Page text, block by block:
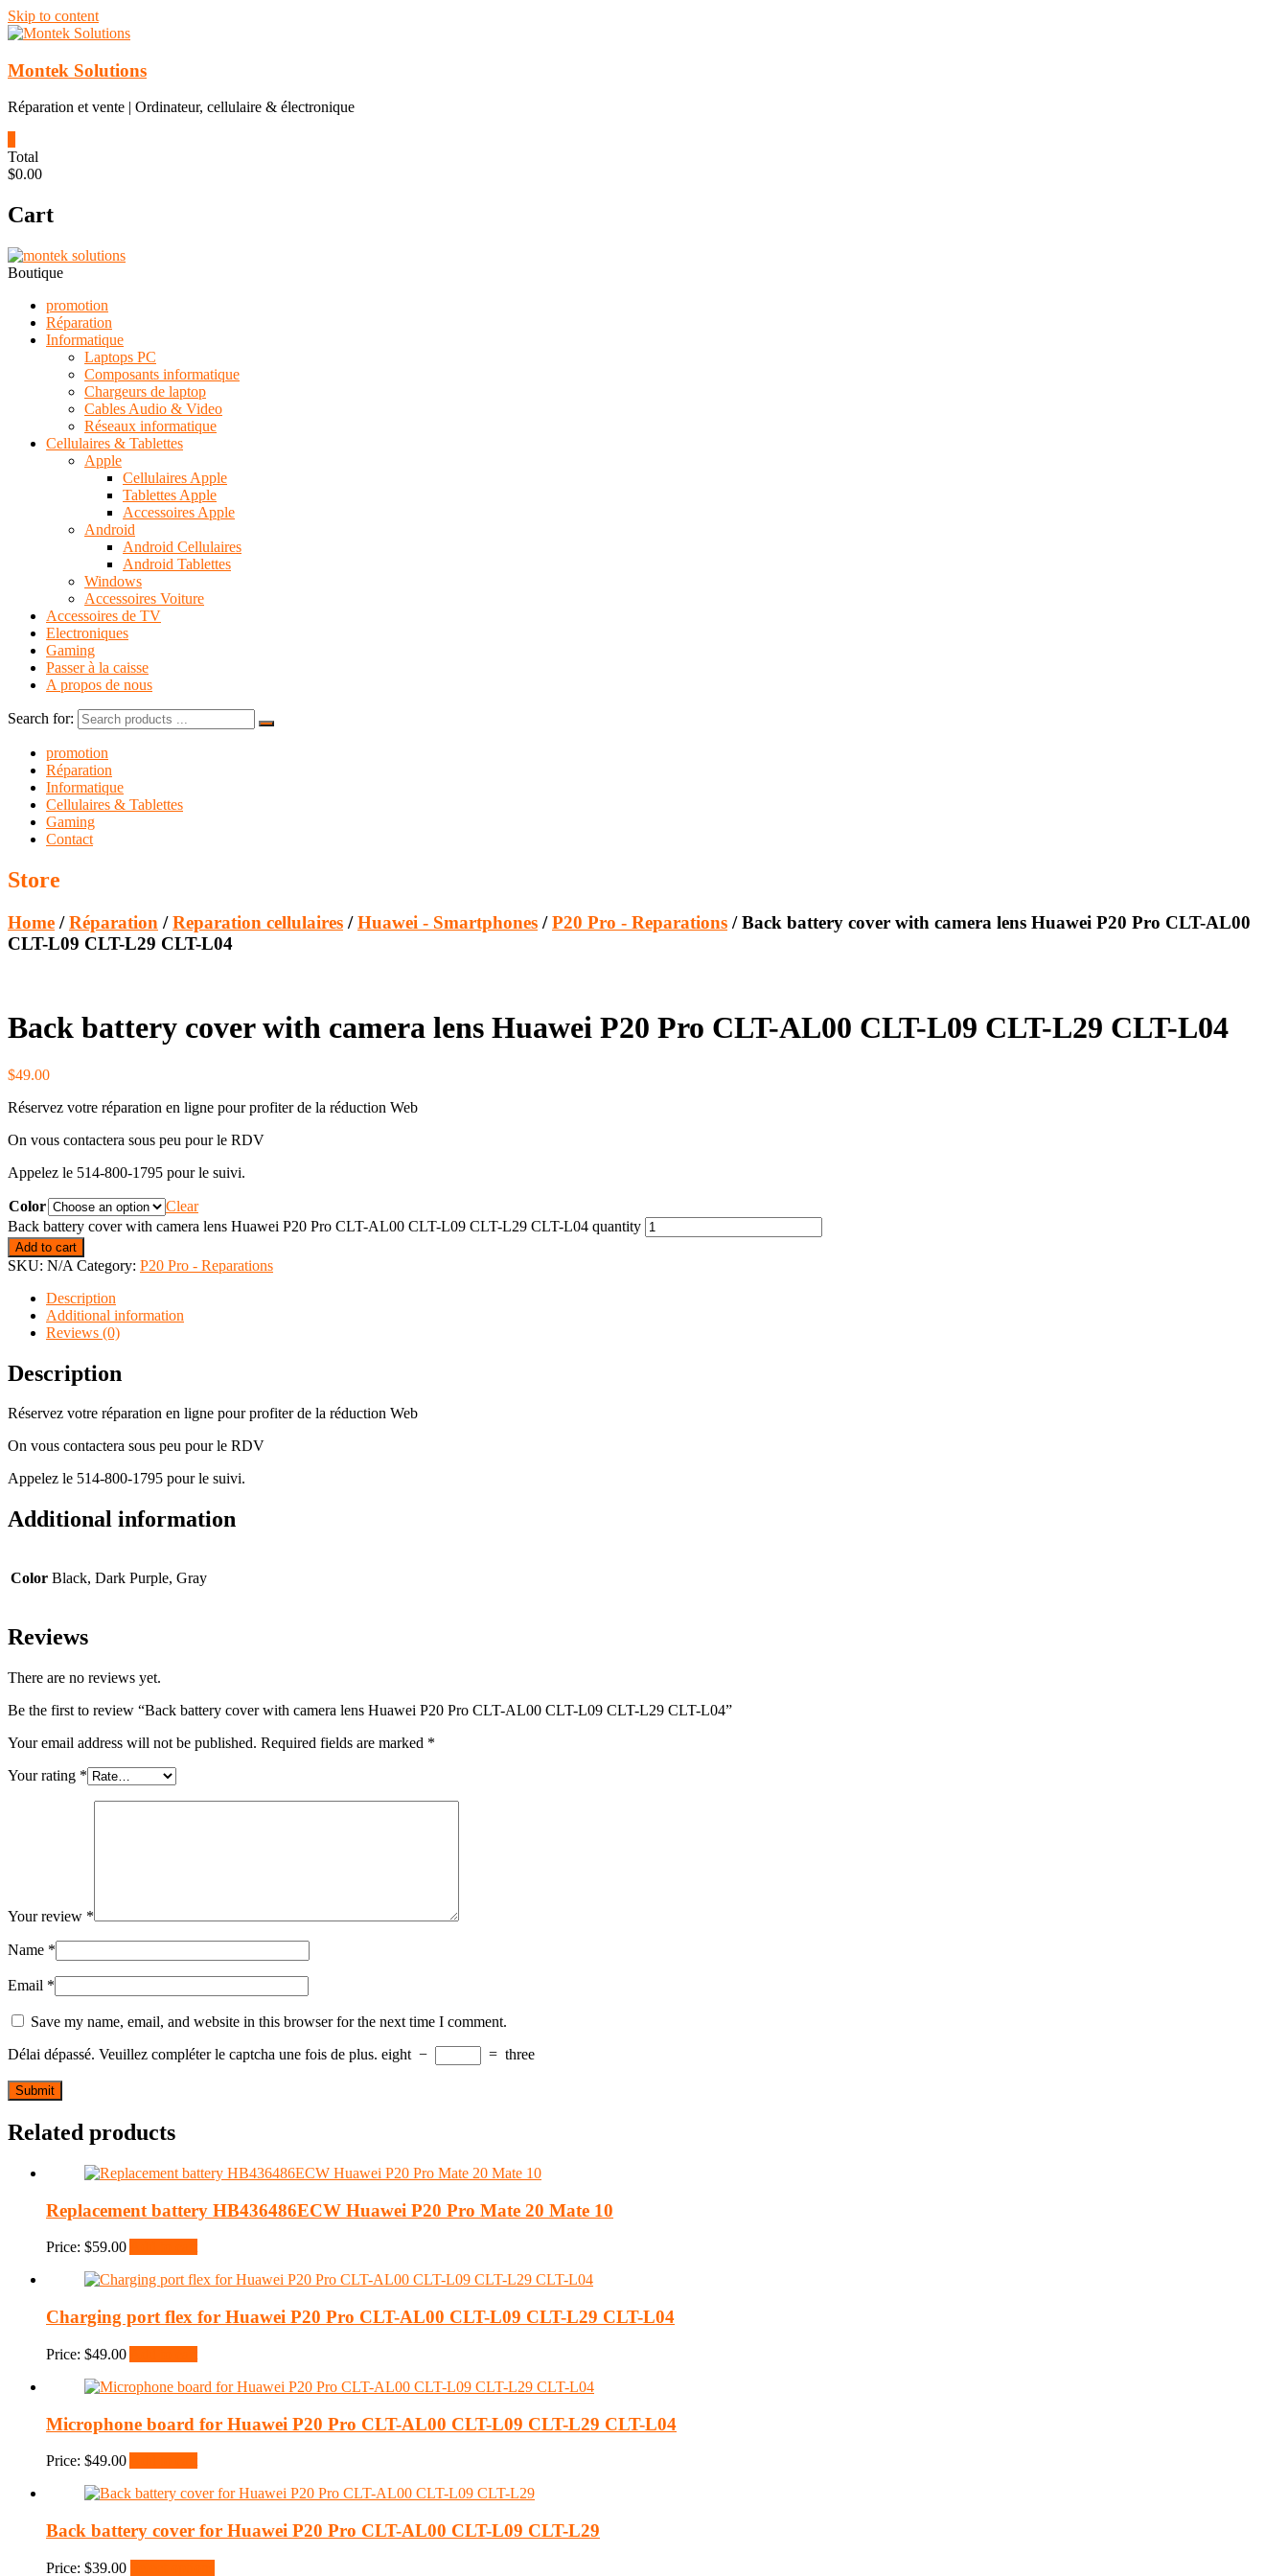
Skip to content
Montek Solutions
Réparation et vente | Ordinateur, cellulaire & électronique
Total
$0.00
Cart
Boutique
promotion
Réparation
Informatique
Laptops PC
Composants informatique
Chargeurs de laptop
Cables Audio & Video
Réseaux informatique
Cellulaires & Tablettes
Apple
Cellulaires Apple
Tablettes Apple
Accessoires Apple
Android
Android Cellulaires
Android Tablettes
Windows
Accessoires Voiture
Accessoires de TV
Electroniques
Gaming
Passer à la caisse
A propos de nous
Search for:
promotion
Réparation
Informatique
Cellulaires & Tablettes
Gaming
Contact
Store
Home /Réparation /Reparation cellulaires /Huawei - Smartphones /P20 Pro - Reparations / Back battery cover with camera lens Huawei P20 Pro CLT-AL00
CLT-L09 CLT-L29 CLT-L04
Back battery cover with camera lens Huawei P20 Pro CLT-AL00 CLT-L09 CLT-L29 CLT-L04
$49.00
Réservez votre réparation en ligne pour profiter de la réduction Web
On vous contactera sous peu pour le RDV
Appelez le 514-800-1795 pour le suivi.
Color
Clear
Back battery cover with camera lens Huawei P20 Pro CLT-AL00 CLT-L09 CLT-L29 CLT-L04 quantity
Add to cart
SKU: N/A Category: P20 Pro - Reparations
Description
Additional information
Reviews (0)
Description
Réservez votre réparation en ligne pour profiter de la réduction Web
On vous contactera sous peu pour le RDV
Appelez le 514-800-1795 pour le suivi.
Additional information
Color Black, Dark Purple, Gray
Reviews
There are no reviews yet.
Be the first to review “Back battery cover with camera lens Huawei P20 Pro CLT-AL00 CLT-L09 CLT-L29 CLT-L04”
Your email address will not be published. Required fields are marked *
Your rating *
Your review *
Name *
Email *
Save my name, email, and website in this browser for the next time I comment.
Délai dépassé. Veuillez compléter le captcha une fois de plus. eight − = three
Related products
Replacement battery HB436486ECW Huawei P20 Pro Mate 20 Mate 10
Price: $59.00
Charging port flex for Huawei P20 Pro CLT-AL00 CLT-L09 CLT-L29 CLT-L04
Price: $49.00
Microphone board for Huawei P20 Pro CLT-AL00 CLT-L09 CLT-L29 CLT-L04
Price: $49.00
Back battery cover for Huawei P20 Pro CLT-AL00 CLT-L09 CLT-L29
Price: $39.00